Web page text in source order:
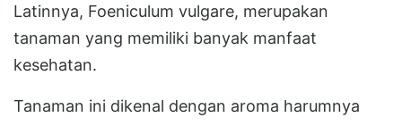
Latinnya, Foeniculum vulgare, merupakan
tanaman yang memiliki banyak manfaat
kesehatan.
Tanaman ini dikenal dengan aroma harumnya